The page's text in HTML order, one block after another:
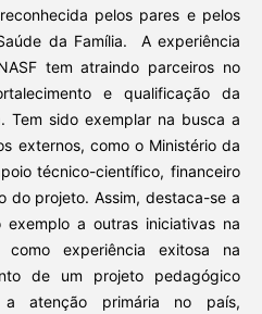
pelos pares e pelos
da Família. A experiência
tem atraindo parceiros no
e qualificação da
Tem sido exemplar na busca a
externos, como o Ministério da
técnico-científico, financeiro
do projeto. Assim, destaca-se a
exemplo a outras iniciativas na
experiência exitosa na
de um projeto pedagógico
a atenção primária no país,